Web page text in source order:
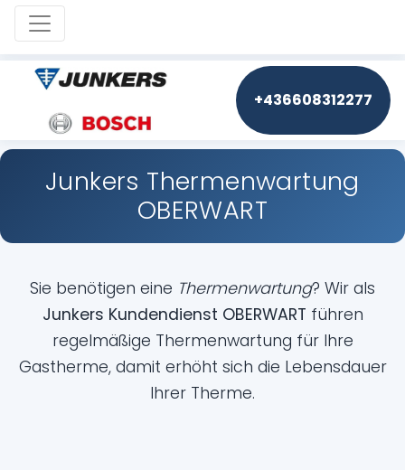
Toggle navigation
+436608312277
Junkers Thermenwartung
OBERWART
Sie benötigen eine Thermenwartung? Wir als
Junkers Kundendienst OBERWART führen
regelmäßige Thermenwartung für Ihre
Gastherme, damit erhöht sich die Lebensdauer
Ihrer Therme.